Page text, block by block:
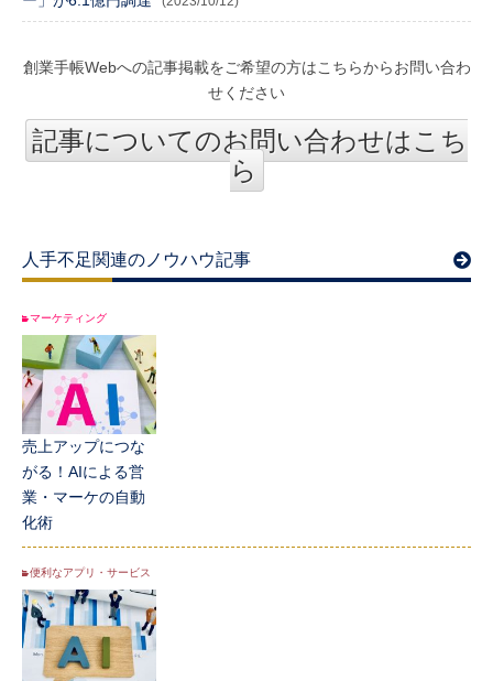
創業手帳Webへの記事掲載をご希望の方はこちらからお問い合わ
せください
記事についてのお問い合わせはこち
ら
人手不足関連のノウハウ記事
マーケティング
売上アップにつな
がる！AIによる営
業・マーケの自動
化術
便利なアプリ・サービス